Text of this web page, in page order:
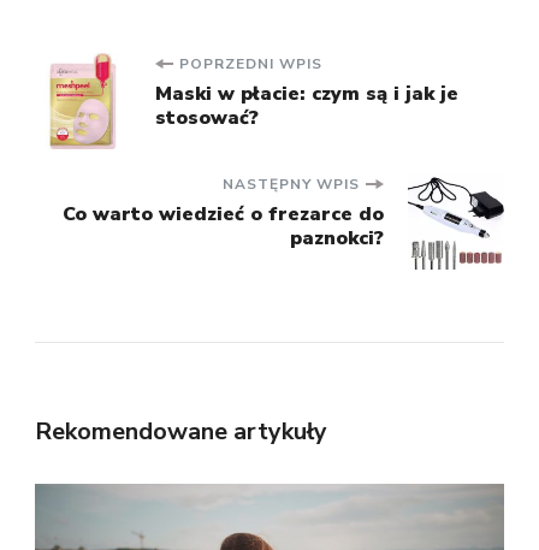
Nawigacja
wpisu
POPRZEDNI WPIS
Maski w płacie: czym są i jak je
stosować?
NASTĘPNY WPIS
Co warto wiedzieć o frezarce do
paznokci?
Rekomendowane artykuły